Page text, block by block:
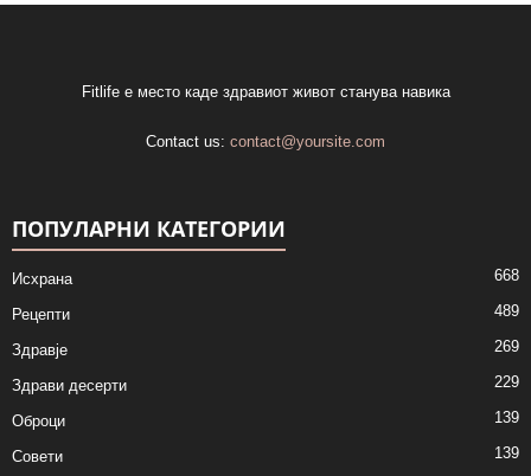
Fitlife е место каде здравиот живот станува навика
Contact us: contact@yoursite.com
ПОПУЛАРНИ КАТЕГОРИИ
Исхрана 668
Рецепти 489
Здравје 269
Здрави десерти 229
Оброци 139
Совети 139